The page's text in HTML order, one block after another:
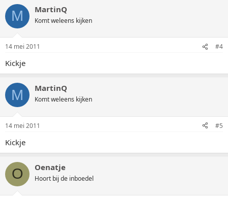
M MartinQ
Komt weleens kijken
14 mei 2011 #4
Kickje
M MartinQ
Komt weleens kijken
14 mei 2011 #5
Kickje
O Oenatje
Hoort bij de inboedel